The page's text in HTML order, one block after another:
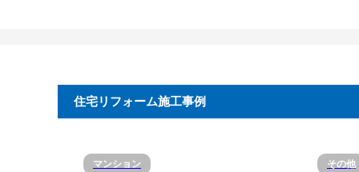
住宅リフォーム施工事例
マンション その他